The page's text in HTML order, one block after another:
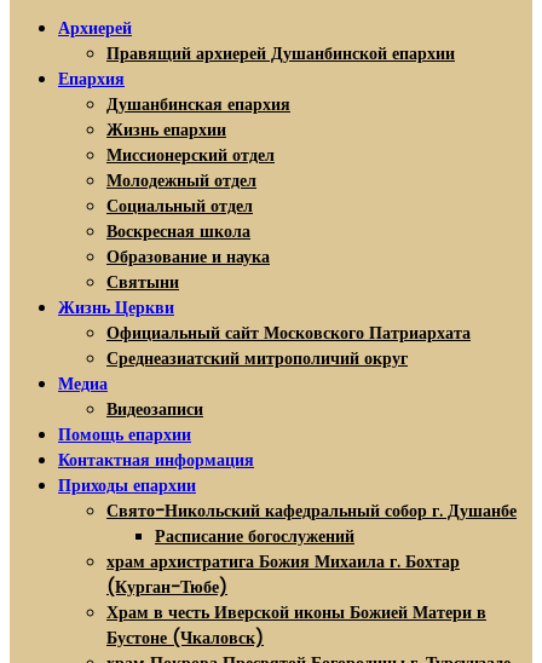
Архиерей
Правящий архиерей Душанбинской епархии
Епархия
Душанбинская епархия
Жизнь епархии
Миссионерский отдел
Молодежный отдел
Социальный отдел
Воскресная школа
Образование и наука
Святыни
Жизнь Церкви
Официальный сайт Московского Патриархата
Среднеазиатский митрополичий округ
Медиа
Видеозаписи
Помощь епархии
Контактная информация
Приходы епархии
Свято-Никольский кафедральный собор г. Душанбе
Расписание богослужений
храм архистратига Божия Михаила г. Бохтар
(Курган-Тюбе)
Храм в честь Иверской иконы Божией Матери в
Бустоне (Чкаловск)